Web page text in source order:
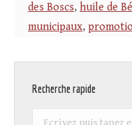
des Boscs, huile de
municipaux,
Recherche rapide
Recherche